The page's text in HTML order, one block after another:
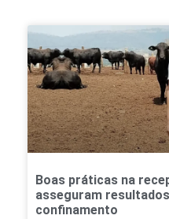
Boas práticas na
asseguram
confinamento